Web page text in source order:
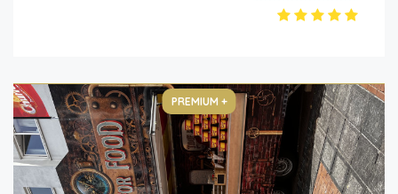
PREMIUM +